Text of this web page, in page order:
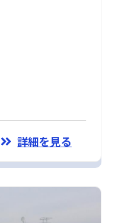
詳細を見る